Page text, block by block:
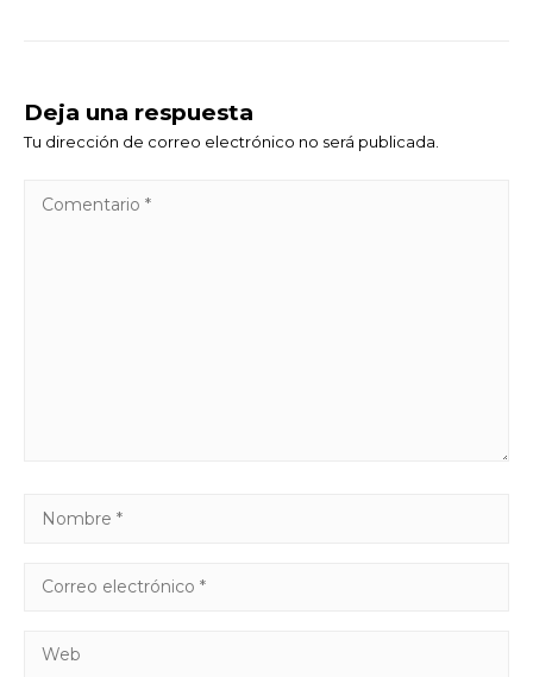
Deja una respuesta
Tu dirección de correo electrónico no será publicada.